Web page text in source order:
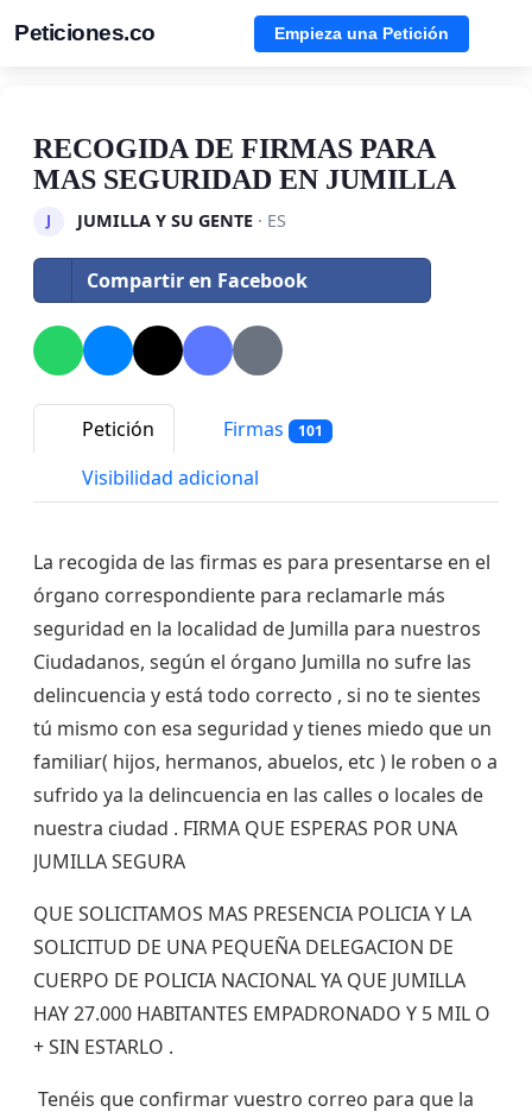
Peticiones.co Empieza una Petición
RECOGIDA DE FIRMAS PARA
MAS SEGURIDAD EN JUMILLA
J JUMILLA Y SU GENTE· ES
Compartir en Facebook
Petición Firmas 101
Visibilidad adicional
La recogida de las firmas es para presentarse en el
órgano correspondiente para reclamarle más
seguridad en la localidad de Jumilla para nuestros
Ciudadanos, según el órgano Jumilla no sufre las
delincuencia y está todo correcto , si no te sientes
tú mismo con esa seguridad y tienes miedo que un
familiar( hijos, hermanos, abuelos, etc ) le roben o a
sufrido ya la delincuencia en las calles o locales de
nuestra ciudad . FIRMA QUE ESPERAS POR UNA
JUMILLA SEGURA
QUE SOLICITAMOS MAS PRESENCIA POLICIA Y LA
SOLICITUD DE UNA PEQUEÑA DELEGACION DE
CUERPO DE POLICIA NACIONAL YA QUE JUMILLA
HAY 27.000 HABITANTES EMPADRONADO Y 5 MIL O
+ SIN ESTARLO .
Tenéis que confirmar vuestro correo para que la